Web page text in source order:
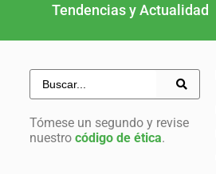
Tendencias y Actualidad
Tómese un segundo y revise
nuestro código de ética.